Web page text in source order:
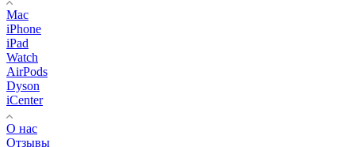
Mac
iPhone
iPad
Watch
AirPods
Dyson
iCenter
О нас
Отзывы